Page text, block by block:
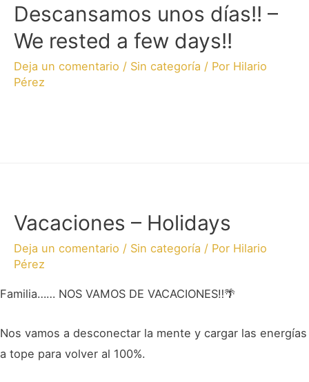
Descansamos unos días!! –
We rested a few days!!
Deja un comentario / Sin categoría / Por Hilario
Pérez
Vacaciones – Holidays
Deja un comentario / Sin categoría / Por Hilario
Pérez
Familia…… NOS VAMOS DE VACACIONES‼🌴
Nos vamos a desconectar la mente y cargar las energías
a tope para volver al 100%.